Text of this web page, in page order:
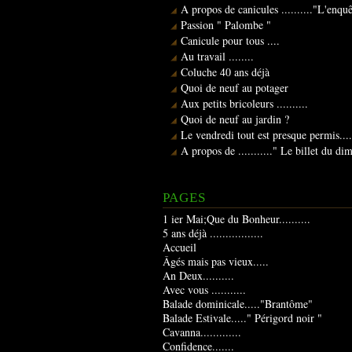
A propos de canicules
Passion " Palombe "
Canicule pour tous ....
Au travail ........
Coluche 40 ans déjà
Quoi de neuf au potager
Aux petits bricoleurs ..........
Quoi de neuf au jardin ?
Le vendredi tout est presque
A propos de ..........." Le billet du
PAGES
1 ier Mai;Que du Bonheur..........
5 ans déjà .................
Accueil
Âgés mais pas vieux.....
An Deux..........
Avec vous ...........
Balade dominicale....."Brantôme"
Balade Estivale....." Périgord noir "
Cavanna.............
Confidence.......